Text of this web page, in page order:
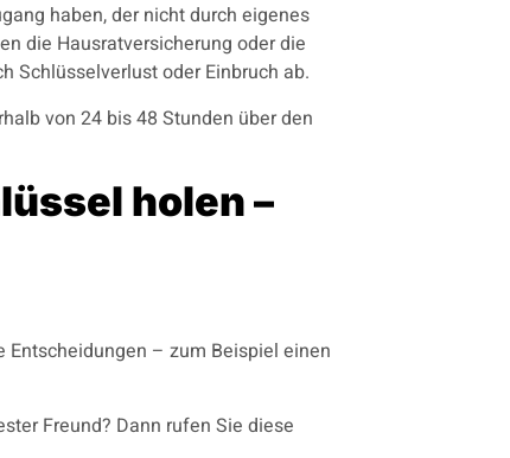
haben, der nicht durch eigenes
die Hausratversicherung oder die
Schlüsselverlust oder Einbruch ab.
von 24 bis 48 Stunden über den
holen –
– zum Beispiel einen
Freund? Dann rufen Sie diese